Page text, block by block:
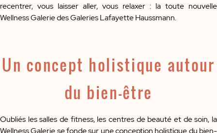
recentrer, vous laisser aller, vous relaxer : la toute nouvelle
Wellness Galerie des Galeries Lafayette Haussmann.
Un concept holistique autour
du bien-être
Oubliés les salles de fitness, les centres de beauté et de soin, la
Wellness Galerie se fonde sur une conception holistique du bien-